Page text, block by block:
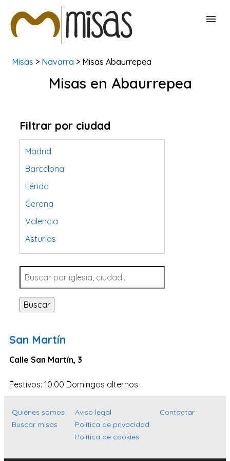
BUSCAR MISAS
Misas > Navarra > Misas Abaurrepea
Misas en Abaurrepea
Filtrar por ciudad
Madrid
Barcelona
Lérida
Gerona
Valencia
Asturias
Tarragona
Navarra
Valladolid
Sevilla
Santa Cruz de Tenerife
Cantabria
Islas Baleares
Málaga
Buscar
San Martín
Calle San Martín, 3
Festivos: 10:00 Domingos alternos
Quiénes somos
Buscar misas
Aviso legal
Política de privacidad
Política de cookies
Contactar